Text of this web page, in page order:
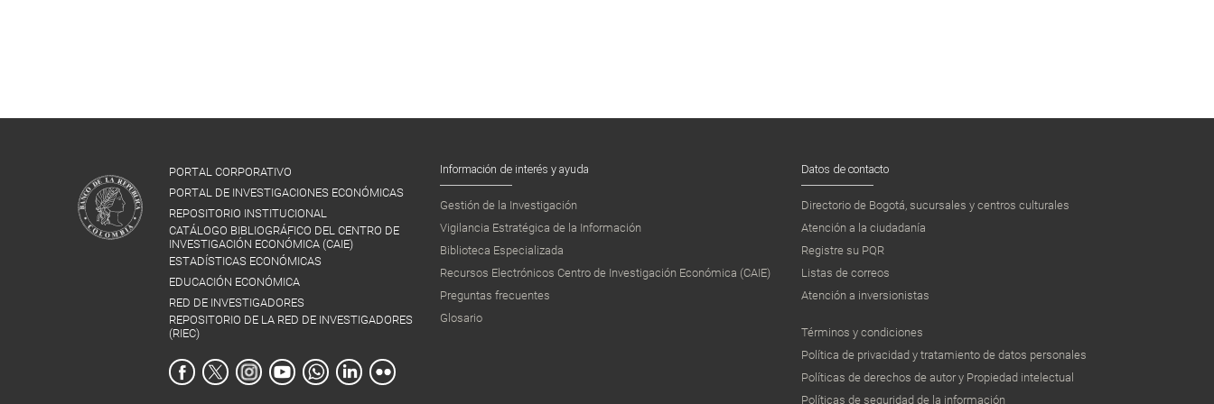
PORTAL CORPORATIVO
PORTAL DE INVESTIGACIONES ECONÓMICAS
REPOSITORIO INSTITUCIONAL
CATÁLOGO BIBLIOGRÁFICO DEL CENTRO DE
INVESTIGACIÓN ECONÓMICA (CAIE)
ESTADÍSTICAS ECONÓMICAS
EDUCACIÓN ECONÓMICA
RED DE INVESTIGADORES
REPOSITORIO DE LA RED DE INVESTIGADORES
(RIEC)
Información de interés y ayuda
Gestión de la Investigación
Vigilancia Estratégica de la Información
Biblioteca Especializada
Recursos Electrónicos Centro de Investigación Económica (CAIE)
Preguntas frecuentes
Glosario
Datos de contacto
Directorio de Bogotá, sucursales y centros culturales
Atención a la ciudadanía
Registre su PQR
Listas de correos
Atención a inversionistas
Términos y condiciones
Política de privacidad y tratamiento de datos personales
Políticas de derechos de autor y Propiedad intelectual
Políticas de seguridad de la información